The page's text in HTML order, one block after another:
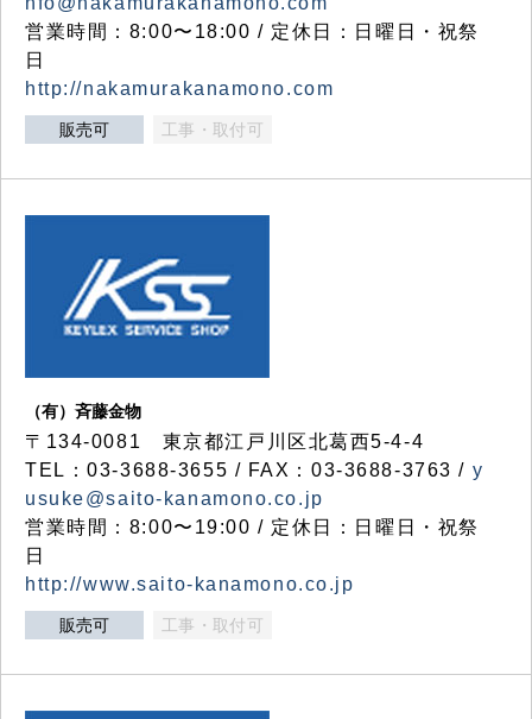
営業時間：8:00〜18:00 / 定休日：日曜日・祝祭
日
http://nakamurakanamono.com
販売可 工事・取付可
（有）斉藤金物
〒134-0081 東京都江戸川区北葛西5-4-4
TEL：03-3688-3655 / FAX：03-3688-3763 / y
usuke@saito-kanamono.co.jp
営業時間：8:00〜19:00 / 定休日：日曜日・祝祭
日
http://www.saito-kanamono.co.jp
販売可 工事・取付可